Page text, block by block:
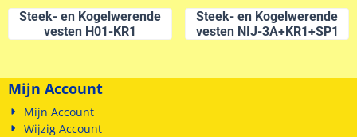
Steek- en Kogelwerende
vesten H01-KR1
Steek- en Kogelwerende
vesten NIJ-3A+KR1+SP1
Mijn Account
Mijn Account
Wijzig Account